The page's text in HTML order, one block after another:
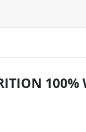
100%